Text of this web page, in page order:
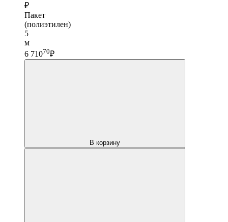
₽
Пакет
(полиэтилен)
5
м
6 71070₽
В корзину